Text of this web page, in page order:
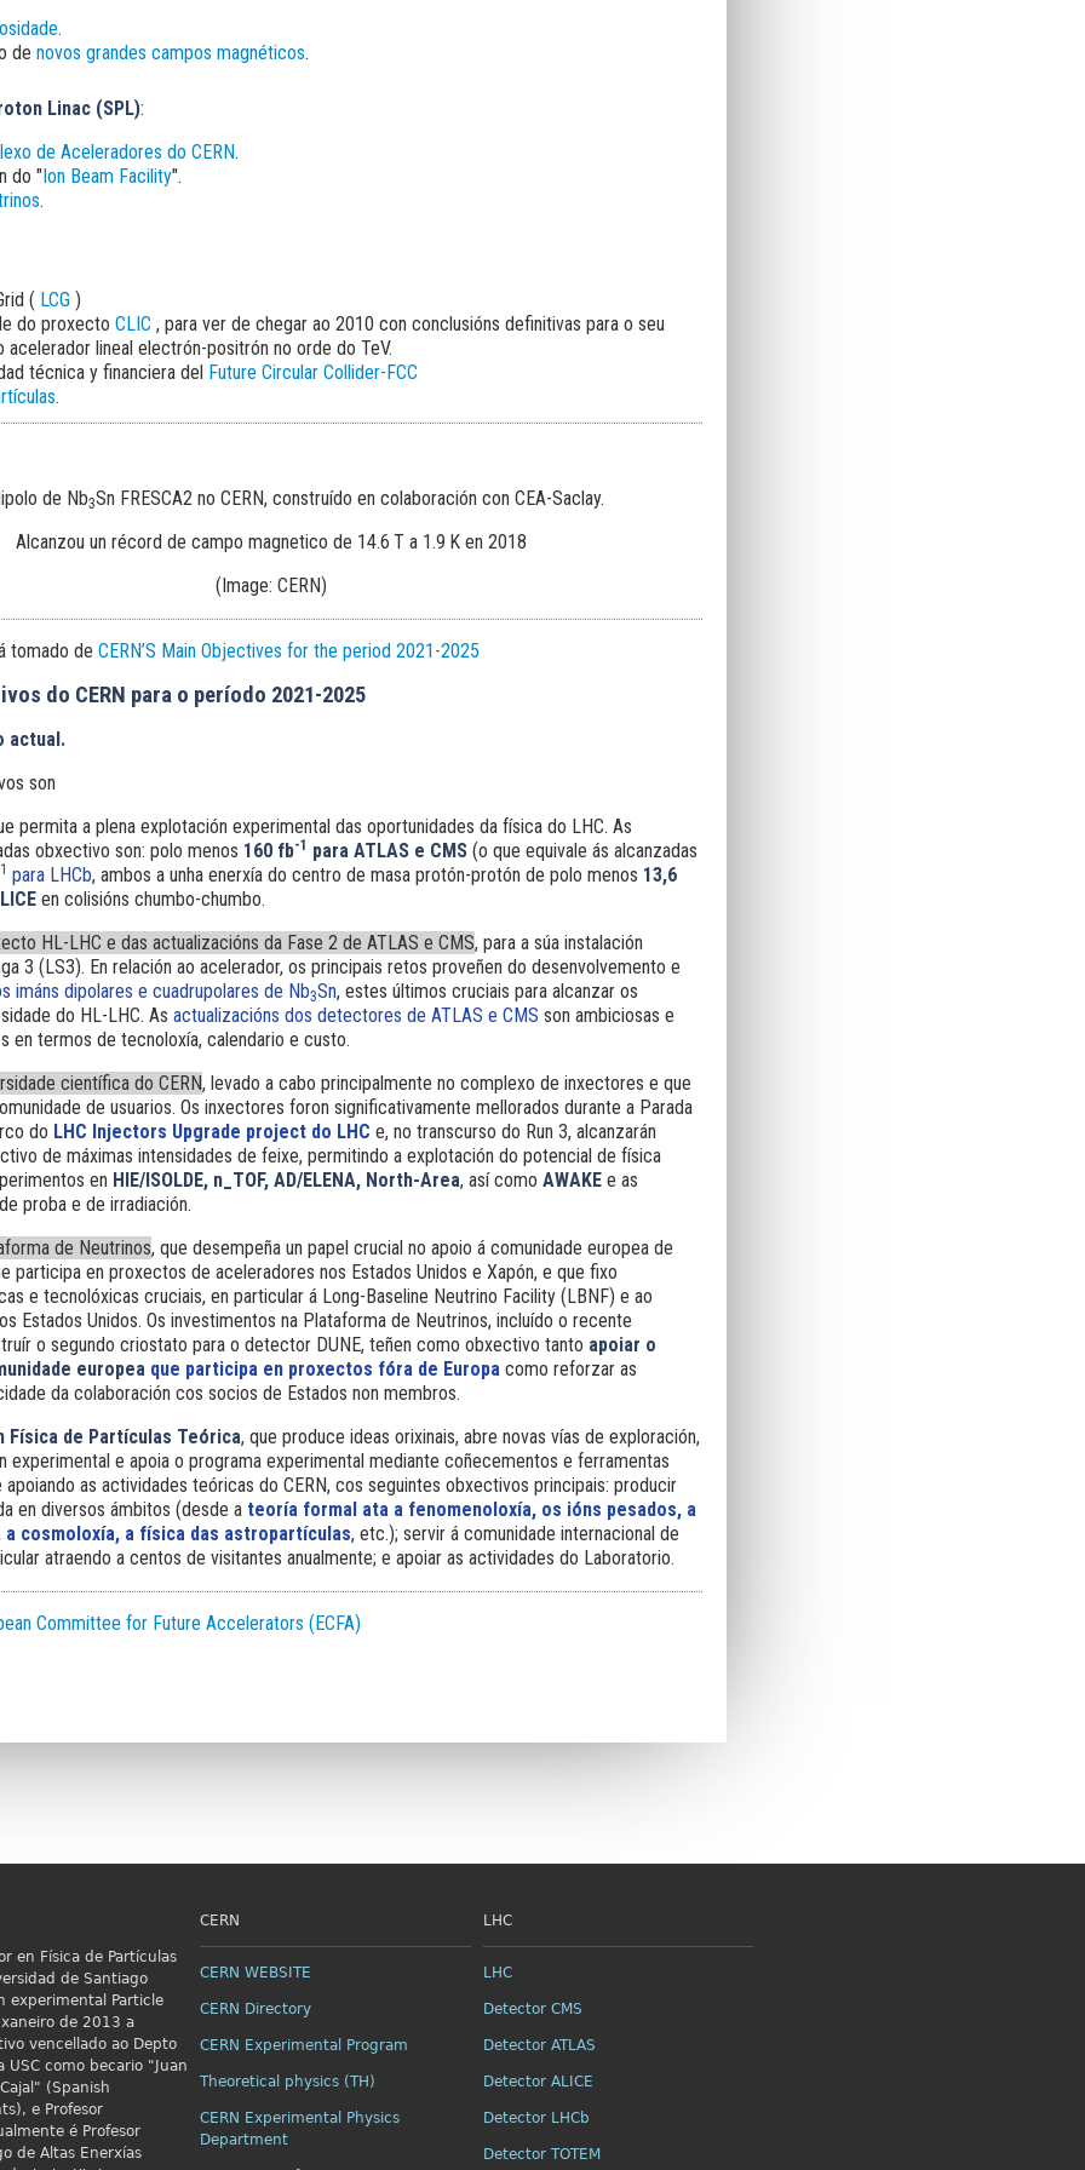
.
de novos grandes campos magnéticos.
Linac (SPL):
de Aceleradores do CERN.
do "Ion Beam Facility".
.
( LCG)
do proxecto CLIC , para ver de chegar ao 2010 con conclusións definitivas para o seu
acelerador lineal electrón-positrón no orde do TeV.
técnica y financiera del Future Circular Collider-FCC
.
de Nb3Sn FRESCA2 no CERN, construído en colaboración con CEA-Saclay.
Alcanzou un récord de campo magnetico de 14.6 T a 1.9 K en 2018
(Image: CERN)
tomado de CERN’S Main Objectives for the period 2021-2025
do CERN para o período 2021-2025
actual.
son
permita a plena explotación experimental das oportunidades da física do LHC. As
obxectivo son: polo menos 160 fb-1 para ATLAS e CMS (o que equivale ás alcanzadas
para LHCb, ambos a unha enerxía do centro de masa protón-protón de polo menos 13,6
en colisións chumbo-chumbo.
HL-LHC e das actualizacións da Fase 2 de ATLAS e CMS, para a súa instalación
3 (LS3). En relación ao acelerador, os principais retos proveñen do desenvolvemento e
imáns dipolares e cuadrupolares de Nb3Sn, estes últimos cruciais para alcanzar os
do HL-LHC. As actualizacións dos detectores de ATLAS e CMS son ambiciosas e
en termos de tecnoloxía, calendario e custo.
científica do CERN, levado a cabo principalmente no complexo de inxectores e que
de usuarios. Os inxectores foron significativamente mellorados durante a Parada
do LHC Injectors Upgrade project do LHC e, no transcurso do Run 3, alcanzarán
de máximas intensidades de feixe, permitindo a explotación do potencial de física
en HIE/ISOLDE, n_TOF, AD/ELENA, North-Area, así como AWAKE e as
proba e de irradiación.
de Neutrinos, que desempeña un papel crucial no apoio á comunidade europea de
participa en proxectos de aceleradores nos Estados Unidos e Xapón, e que fixo
e tecnolóxicas cruciais, en particular á Long-Baseline Neutrino Facility (LBNF) e ao
Estados Unidos. Os investimentos na Plataforma de Neutrinos, incluído o recente
o segundo criostato para o detector DUNE, teñen como obxectivo tanto apoiar o
europea que participa en proxectos fóra de Europacomo reforzar as
da colaboración cos socios de Estados non membros.
Física de Partículas Teórica, que produce ideas orixinais, abre novas vías de exploración,
experimental e apoia o programa experimental mediante coñecementos e ferramentas
apoiando as actividades teóricas do CERN, cos seguintes obxectivos principais: producir
en diversos ámbitos (desde a teoría formal ata a fenomenoloxía, os ións pesados, a
a cosmoloxía, a física das astropartículas, etc.); servir á comunidade internacional de
atraendo a centos de visitantes anualmente; e apoiar as actividades do Laboratorio.
Committee for Future Accelerators (ECFA)
en Física de Partículas
de Santiago
experimental Particle
de 2013 a
vencellado ao Depto
USC como becario "Juan
(Spanish
e Profesor
é Profesor
de Altas Enerxías
CERN
CERN WEBSITE
CERN Directory
CERN Experimental Program
Theoretical physics (TH)
CERN Experimental Physics
Department
LHC
LHC
Detector CMS
Detector ATLAS
Detector ALICE
Detector LHCb
Detector TOTEM